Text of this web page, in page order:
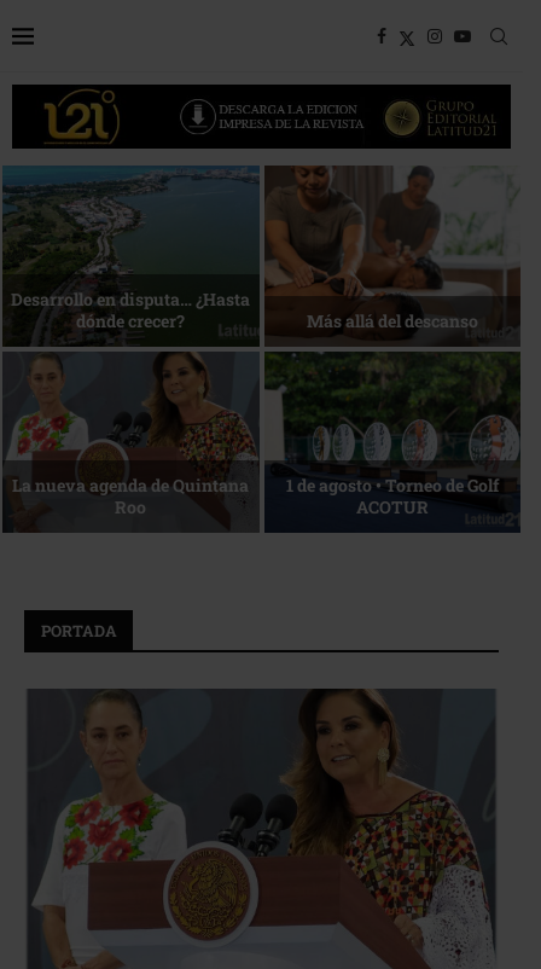
Bottega, un viaje servido a la
mesa
Energía que Impulsa la
competitividad
Reconocimiento de viajeros La esencia del servicio
PORTADA